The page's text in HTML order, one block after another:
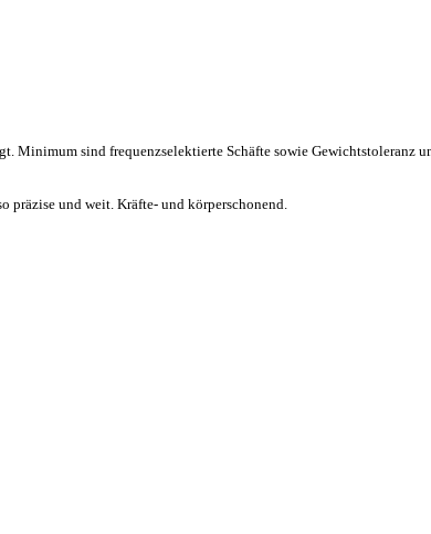
Minimum sind frequenzselektierte Schäfte sowie Gewichtstoleranz
präzise und weit. Kräfte- und körperschonend.